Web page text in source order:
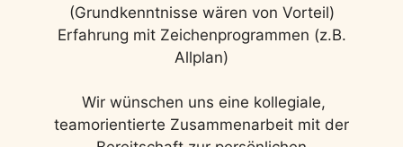
(Grundkenntnisse wären von Vorteil)
Erfahrung mit Zeichenprogrammen (z.B.
Allplan)
Wir wünschen uns eine kollegiale,
teamorientierte Zusammenarbeit mit der